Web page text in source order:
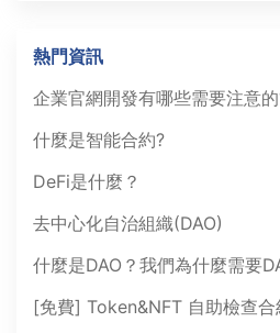
熱門資訊
企業官網開發有哪些需要注意
什麼是智能合約?
DeFi是什麼？
去中心化自治組織(DAO)
什麼是DAO？我們為什麼需要
[免費] Token&NFT 自助檢查合